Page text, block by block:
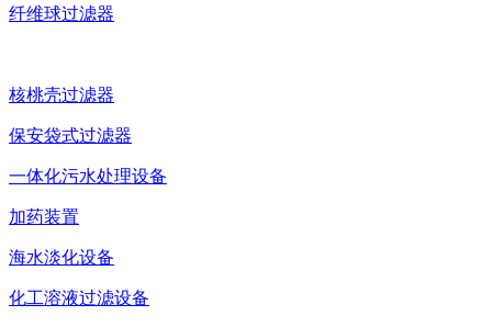
纤维球过滤器
核桃壳过滤器
保安袋式过滤器
一体化污水处理设备
加药装置
海水淡化设备
化工溶液过滤设备